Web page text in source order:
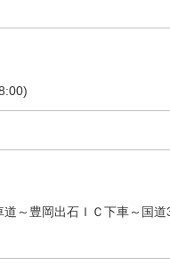
～豊岡出石ＩＣ下車～国